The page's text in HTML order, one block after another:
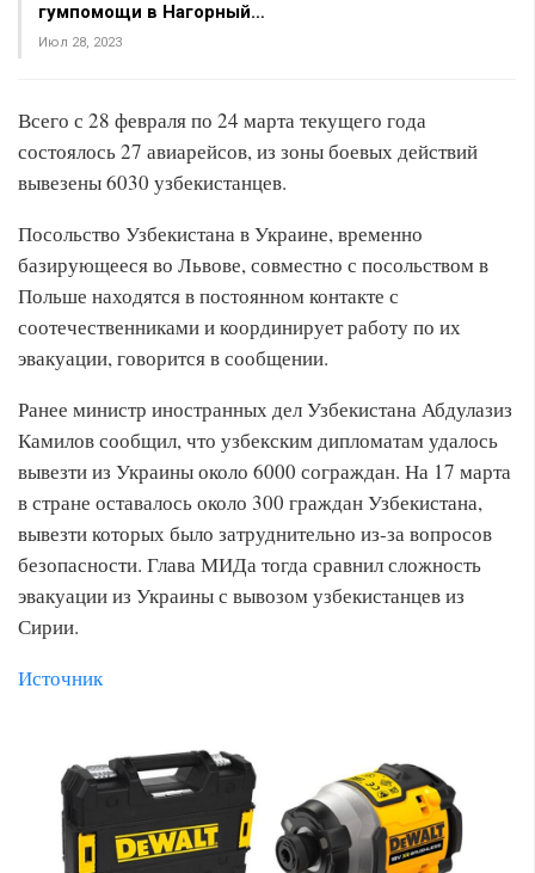
гумпомощи в Нагорный…
Июл 28, 2023
Всего с 28 февраля по 24 марта текущего года
состоялось 27 авиарейсов, из зоны боевых действий
вывезены 6030 узбекистанцев.
Посольство Узбекистана в Украине, временно
базирующееся во Львове, совместно с посольством в
Польше находятся в постоянном контакте с
соотечественниками и координирует работу по их
эвакуации, говорится в сообщении.
Ранее министр иностранных дел Узбекистана Абдулазиз
Камилов сообщил, что узбекским дипломатам удалось
вывезти из Украины около 6000 сограждан. На 17 марта
в стране оставалось около 300 граждан Узбекистана,
вывезти которых было затруднительно из-за вопросов
безопасности. Глава МИДа тогда сравнил сложность
эвакуации из Украины с вывозом узбекистанцев из
Сирии.
Источник